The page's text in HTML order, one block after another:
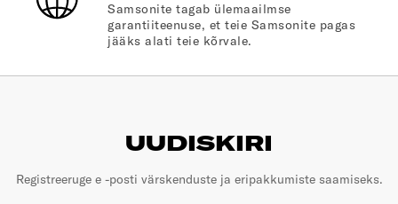
Samsonite tagab ülemaailmse
garantiiteenuse, et teie Samsonite pagas
jääks alati teie kõrvale.
UUDISKIRI
Registreeruge e -posti värskenduste ja eripakkumiste saamiseks.